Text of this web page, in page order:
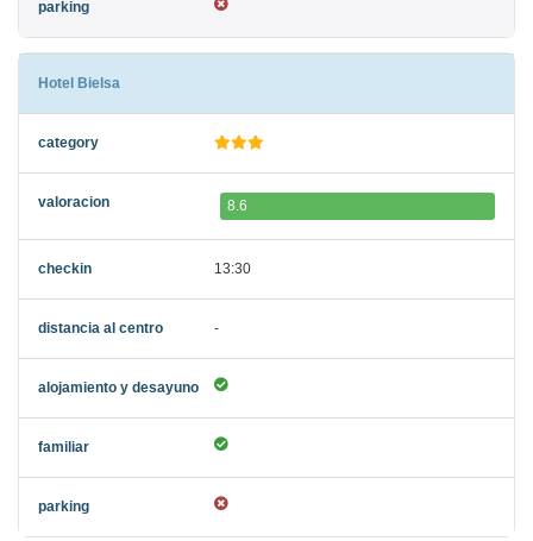
Hotel Bielsa
8.6
13:30
-